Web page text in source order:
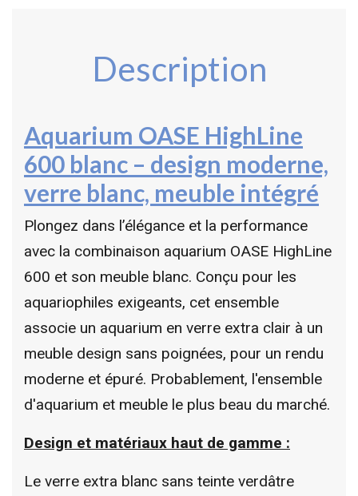
Description
Aquarium OASE HighLine
600 blanc – design moderne,
verre blanc, meuble intégré
Plongez dans l’élégance et la performance
avec la combinaison aquarium OASE HighLine
600 et son meuble blanc. Conçu pour les
aquariophiles exigeants, cet ensemble
associe un aquarium en verre extra clair à un
meuble design sans poignées, pour un rendu
moderne et épuré. Probablement, l'ensemble
d'aquarium et meuble le plus beau du marché.
Design et matériaux haut de gamme :
Le verre extra blanc sans teinte verdâtre